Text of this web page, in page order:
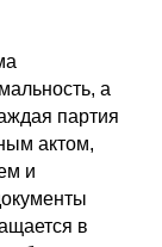
а
партия
актом,
и
в